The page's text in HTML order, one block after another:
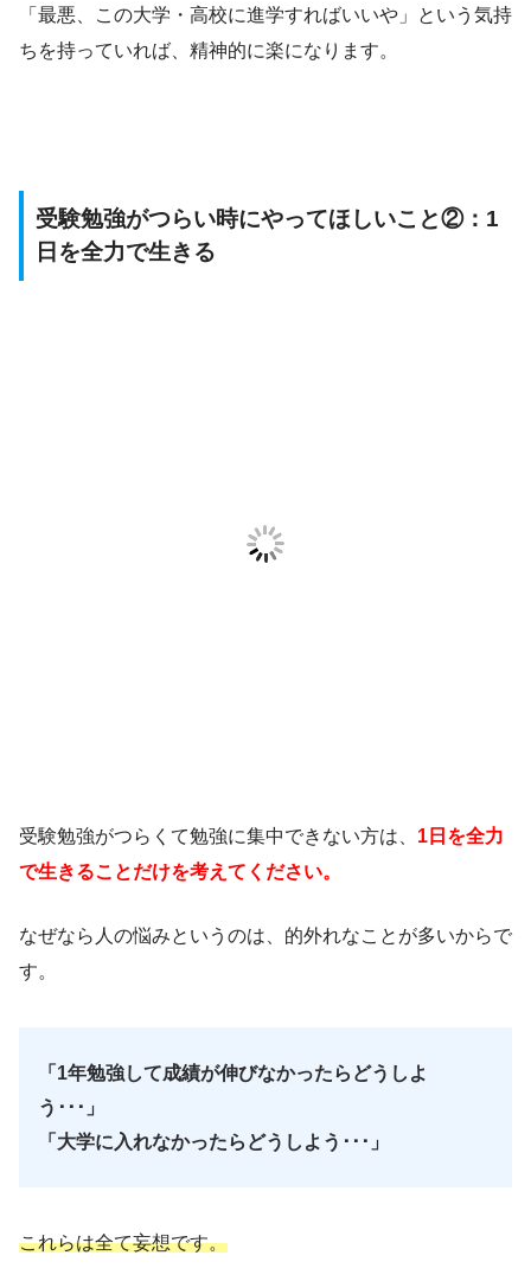
「最悪、この大学・高校に進学すればいいや」という気持
ちを持っていれば、精神的に楽になります。
受験勉強がつらい時にやってほしいこと②：1
日を全力で生きる
受験勉強がつらくて勉強に集中できない方は、 1日を全力
で生きることだけを考えてください。
なぜなら人の悩みというのは、的外れなことが多いからで
す。
「1年勉強して成績が伸びなかったらどうしよ
う･･･」
「大学に入れなかったらどうしよう･･･」
これらは全て妄想です。